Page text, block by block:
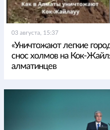
03 августа, 15:37
«Уничтожают легкие
снос холмов на Кок-
алматинцев